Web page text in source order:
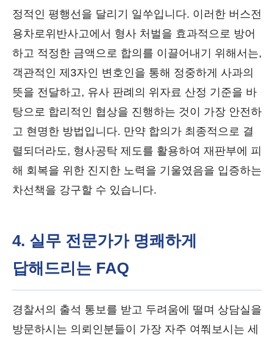
정적인 평행선을 달리기 일쑤입니다. 이러한 버스전
용차로위반사고에서 형사 처벌을 효과적으로 방어
하고 적정한 금액으로 합의를 이끌어내기 위해서는,
객관적인 제3자인 변호인을 통해 정중하게 사과의
뜻을 전달하고, 유사 판례의 위자료 산정 기준을 바
탕으로 합리적인 협상을 진행하는 것이 가장 안전하
고 현명한 방법입니다. 만약 합의가 최종적으로 결
렬되더라도, 형사공탁 제도를 활용하여 재판부에 피
해 회복을 위한 진지한 노력을 기울였음을 입증하는
차선책을 강구할 수 있습니다.
4. 실무 전문가가 명쾌하게
답해드리는 FAQ
경찰서의 출석 통보를 받고 두려움에 떨며 상담실을
방문하시는 의뢰인분들이 가장 자주 여쭤보시는 세